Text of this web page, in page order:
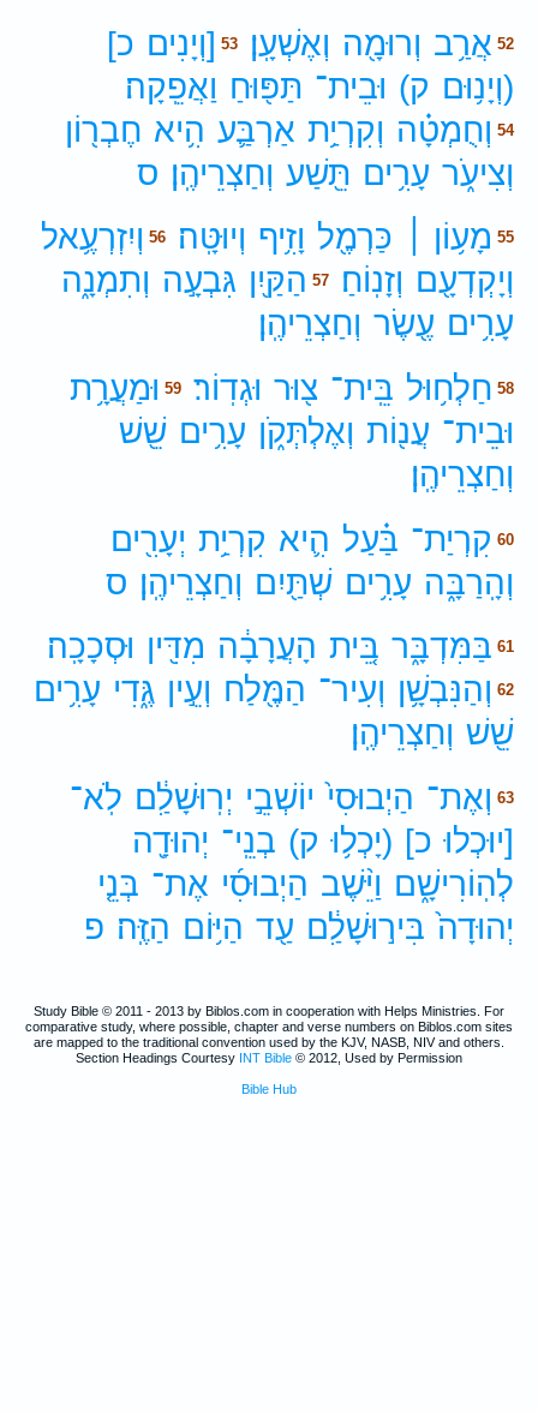
52 אֲרַ֥ב וְרוּמָ֖ה וְאֶשְׁעָֽן׃ 53 [וְיָנִים כ]
(וְיָנ֥וּם ק) וּבֵית־ תַּפּ֖וּחַ וַאֲפֵֽקָה׃
54 וְחֻמְטָ֗ה וְקִרְיַ֥ת אַרְבַּ֛ע הִ֥יא חֶבְר֖וֹן
וְצִיעֹ֑ר עָרִ֥ים תֵּ֖שַׁע וְחַצְרֵיהֶֽן׃ ס
55 מָע֥וֹן ׀ כַּרְמֶ֖ל וָזִ֥יף וְיוּטָּֽה׃ 56 וְיִזְרְעֶ֥אל
וְיָקְדְעָ֖ם וְזָנֽוֹחַ׃ 57 הַקַּ֖יִן גִּבְעָ֣ה וְתִמְנָ֑ה
עָרִ֥ים עֶ֖שֶׂר וְחַצְרֵיהֶֽן׃
58 חַלְח֥וּל בֵּֽית־ צ֖וּר וּגְדֽוֹר׃ 59 וּמַעֲרָ֥ת
וּבֵית־ עֲנ֖וֹת וְאֶלְתְּקֹ֑ן עָרִ֥ים שֵׁ֖שׁ
וְחַצְרֵיהֶֽן׃
60 קִרְיַת־ בַּ֗עַל הִ֛יא קִרְיַ֥ת יְעָרִ֖ים
וְהָֽרַבָּ֑ה עָרִ֥ים שְׁתַּ֖יִם וְחַצְרֵיהֶֽן׃ ס
61 בַּמִּדְבָּ֑ר בֵּ֚ית הָעֲרָבָ֔ה מִדִּ֖ין וּסְכָכָֽה׃
62 וְהַנִּבְשָׁ֥ן וְעִיר־ הַמֶּ֖לַח וְעֵ֣ין גֶּ֑דִי עָרִ֥ים
שֵׁ֖שׁ וְחַצְרֵיהֶֽן׃
63 וְאֶת־ הַיְבוּסִי֙ יוֹשְׁבֵ֣י יְרֽוּשָׁלִַ֔ם לֹֽא־
[יוּכְלוּ כ] (יָכְל֥וּ ק) בְנֵֽי־ יְהוּדָ֖ה
לְהֽוֹרִישָׁ֑ם וַיֵּ֨שֶׁב הַיְבוּסִ֜י אֶת־ בְּנֵ֤י
יְהוּדָה֙ בִּיר֣וּשָׁלִַ֔ם עַ֖ד הַיּ֥וֹם הַזֶּֽה׃ פ
Study Bible © 2011 - 2013 by Biblos.com in cooperation with Helps Ministries. For
comparative study, where possible, chapter and verse numbers on Biblos.com sites
are mapped to the traditional convention used by the KJV, NASB, NIV and others.
Section Headings Courtesy INT Bible © 2012, Used by Permission
Bible Hub